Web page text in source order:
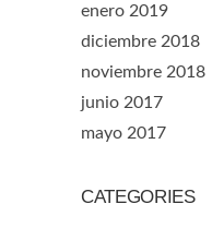
enero 2019
diciembre 2018
noviembre 2018
junio 2017
mayo 2017
CATEGORIES